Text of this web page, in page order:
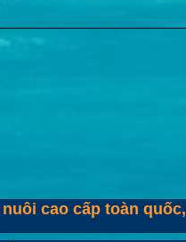
cao cấp toàn quốc,